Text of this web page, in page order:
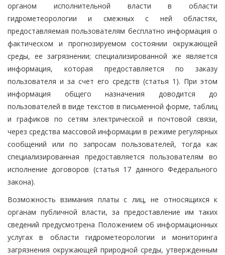
органом исполнительной власти в области
гидрометеорологии и смежных с ней областях,
предоставляемая пользователям бесплатно информация о
фактическом и прогнозируемом состоянии окружающей
среды, ее загрязнении; специализированной же является
информация, которая предоставляется по заказу
пользователя и за счет его средств (статья 1). При этом
информация общего назначения доводится до
пользователей в виде текстов в письменной форме, таблиц
и графиков по сетям электрической и почтовой связи,
через средства массовой информации в режиме регулярных
сообщений или по запросам пользователей, тогда как
специализированная предоставляется пользователям во
исполнение договоров (статья 17 данного Федерального
закона).
Возможность взимания платы с лиц, не относящихся к
органам публичной власти, за предоставление им таких
сведений предусмотрена Положением об информационных
услугах в области гидрометеорологии и мониторинга
загрязнения окружающей природной среды, утвержденным